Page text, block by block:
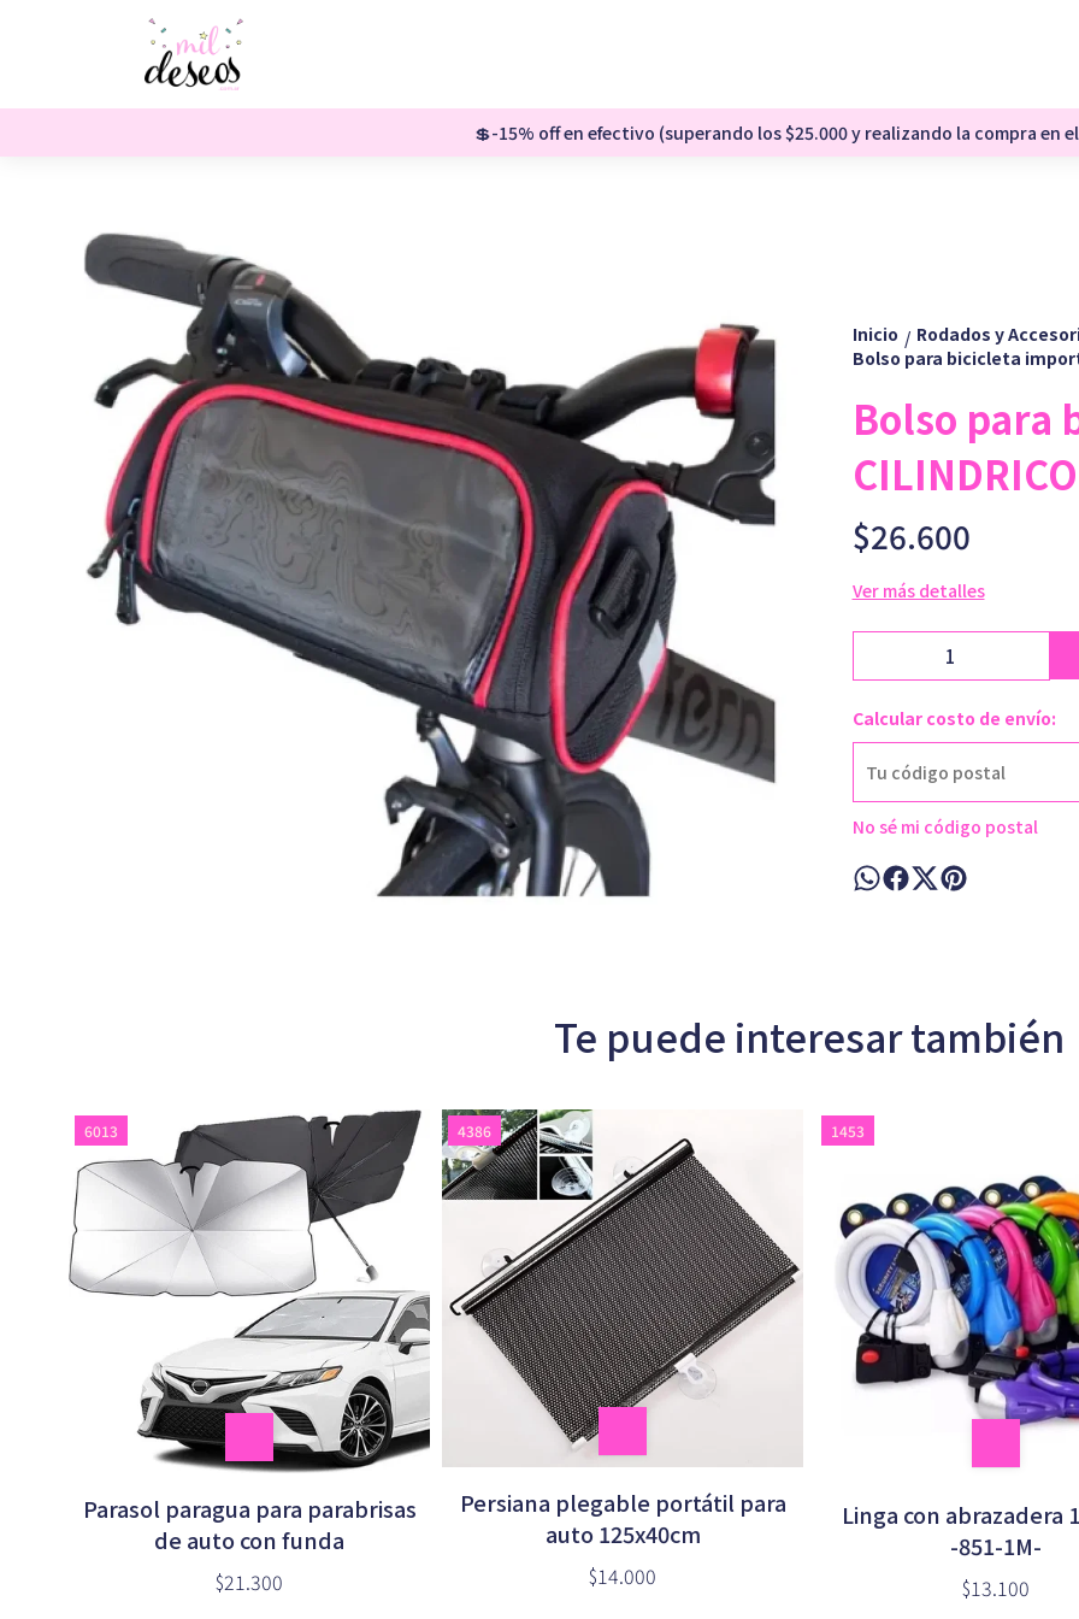
💲-15% off en efectivo (superando los $25.000 y realizando la compra en
Inicio / Rodados y
Bolso para bicicleta
Bolso para
$26.600
Ver más detalles
Calcular costo de envío:
No sé mi código postal
Te puede interesar también
6013
Parasol paragua para parabrisas
de auto con funda
$21.300
4386
Persiana plegable portátil para
auto 125x40cm
$14.000
1453
Linga con abrazadera
-851-1M-
$13.100